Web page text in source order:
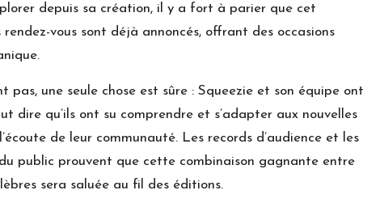
depuis sa création, il y a fort à parier que cet
rendez-vous sont déjà annoncés, offrant des occasions
pas, une seule chose est sûre : Squeezie et son équipe ont
dire qu’ils ont su comprendre et s’adapter aux nouvelles
de leur communauté. Les records d’audience et les
public prouvent que cette combinaison gagnante entre
sera saluée au fil des éditions.